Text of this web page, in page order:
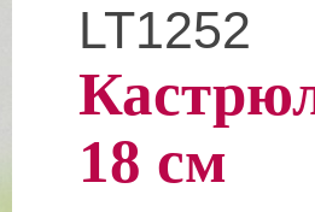
LT1252
18 см